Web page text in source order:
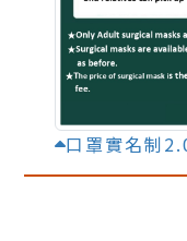
口罩實名制